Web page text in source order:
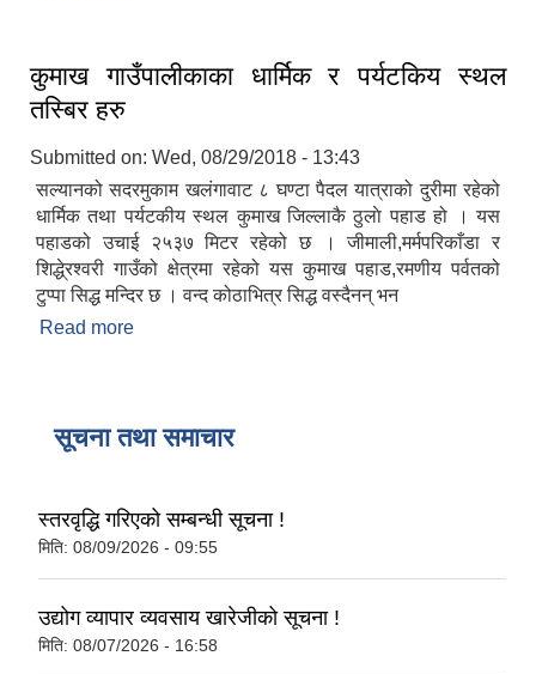
कुमाख गाउँपालीकाका धार्मिक र पर्यटकिय स्थल
तस्बिर हरु
Submitted on: Wed, 08/29/2018 - 13:43
सल्यानको सदरमुकाम खलंगावाट ८ घण्टा पैदल यात्राको दुरीमा रहेको
धार्मिक तथा पर्यटकीय स्थल कुमाख जिल्लाकै ठुलाे पहाड हो । यस
पहाडको उचाई २५३७ मिटर रहेको छ । जीमाली,मर्मपरिकाँडा र
शिद्धे्रश्वरी गाउँको क्षेत्रमा रहेको यस कुमाख पहाड,रमणीय पर्वतको
टुप्पा सिद्ध मन्दिर छ । वन्द कोठाभित्र सिद्ध वस्दैनन् भन
Read more
सूचना तथा समाचार
स्तरवृद्धि गरिएको सम्बन्धी सूचना !
मिति: 08/09/2026 - 09:55
उद्योग व्यापार व्यवसाय खारेजीको सूचना !
मिति: 08/07/2026 - 16:58